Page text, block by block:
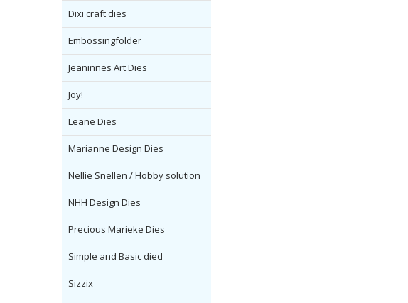
Dixi craft dies
Embossingfolder
Jeaninnes Art Dies
Joy!
Leane Dies
Marianne Design Dies
Nellie Snellen / Hobby solution
NHH Design Dies
Precious Marieke Dies
Simple and Basic died
Sizzix